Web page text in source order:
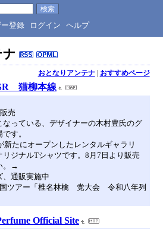
ー登録 ログイン ヘルプ
ナ
おとなりアンテナ| おすすめページ
猫柳本線
売
っている、デザイナーの木村豊氏のグ
す。
新たにオープンしたレンタルギャラリ
ジナルTシャツです。8月7日より販売
。→
、通販実施中
ツアー「椎名林檎 党大会 令和八年列
Official Site